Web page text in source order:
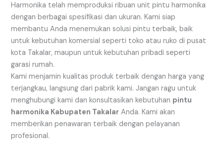
Harmonika telah memproduksi ribuan unit pintu harmonika
dengan berbagai spesifikasi dan ukuran. Kami siap
membantu Anda menemukan solusi pintu terbaik, baik
untuk kebutuhan komersial seperti toko atau ruko di pusat
kota Takalar, maupun untuk kebutuhan pribadi seperti
garasi rumah.
Kami menjamin kualitas produk terbaik dengan harga yang
terjangkau, langsung dari pabrik kami. Jangan ragu untuk
menghubungi kami dan konsultasikan kebutuhan pintu
harmonika Kabupaten Takalar Anda. Kami akan
memberikan penawaran terbaik dengan pelayanan
profesional.